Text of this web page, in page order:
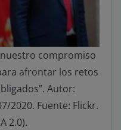
nuestro compromiso
afrontar los retos
Autor:
2020. Fuente: Flickr.
2.0).